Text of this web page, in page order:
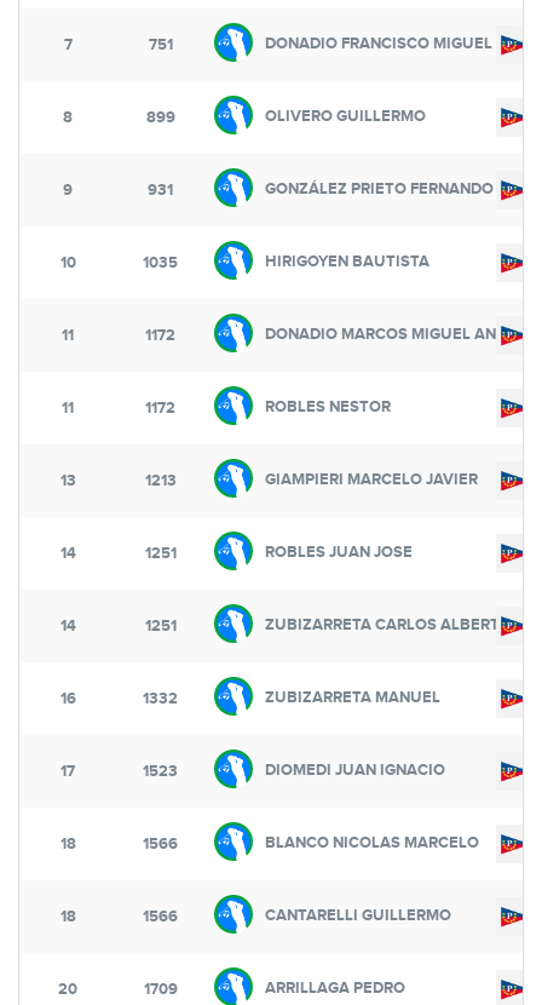
7 751 DONADIO FRANCISCO MIGUEL
8 899 OLIVERO GUILLERMO
9 931 GONZÁLEZ PRIETO FERNANDO
10 1035 HIRIGOYEN BAUTISTA
11 1172 DONADIO MARCOS MIGUEL ANGEL
11 1172 ROBLES NESTOR
13 1213 GIAMPIERI MARCELO JAVIER
14 1251 ROBLES JUAN JOSE
14 1251 ZUBIZARRETA CARLOS ALBERTO
16 1332 ZUBIZARRETA MANUEL
17 1523 DIOMEDI JUAN IGNACIO
18 1566 BLANCO NICOLAS MARCELO
18 1566 CANTARELLI GUILLERMO
20 1709 ARRILLAGA PEDRO